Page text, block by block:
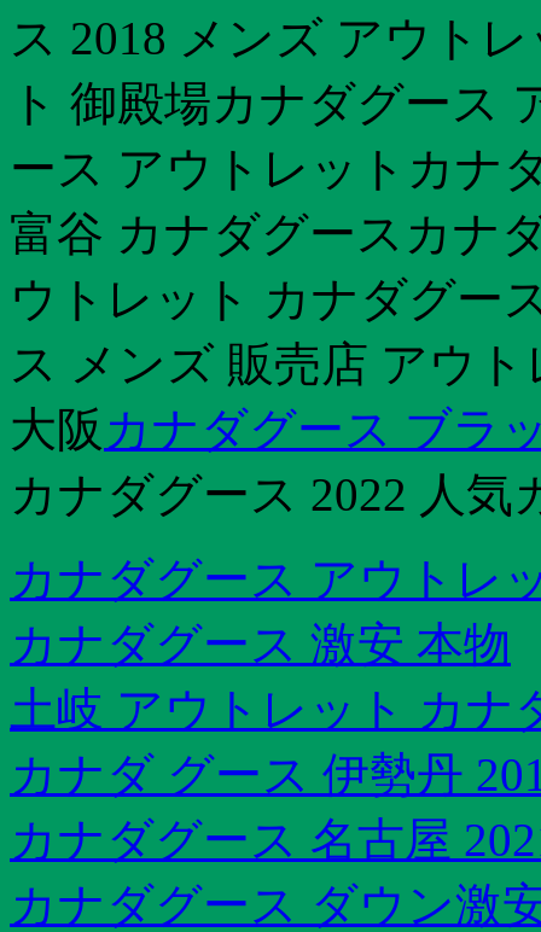
ス 2018 メンズ アウト
ト 御殿場カナダグース
ース アウトレットカナ
富谷 カナダグースカナ
ウトレット カナダグー
ス メンズ 販売店 アウ
大阪 カナダグース ブラ
カナダグース 2022 人気
カナダグース アウトレ
カナダグース 激安 本物
土岐 アウトレット カナ
カナダ グース 伊勢丹
カナダグース 名古屋
カナダグース ダウン激